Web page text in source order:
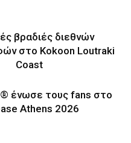
βραδιές διεθνών
στο Kokoon Loutraki
Coast
ένωσε τους fans στο
Athens 2026